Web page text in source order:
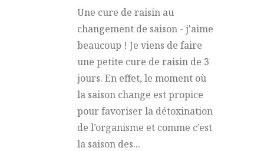
Une cure de raisin au
changement de saison - j'aime
beaucoup ! Je viens de faire
une petite cure de raisin de 3
jours. En effet, le moment où
la saison change est propice
pour favoriser la détoxination
de l’organisme et comme c’est
la saison des...